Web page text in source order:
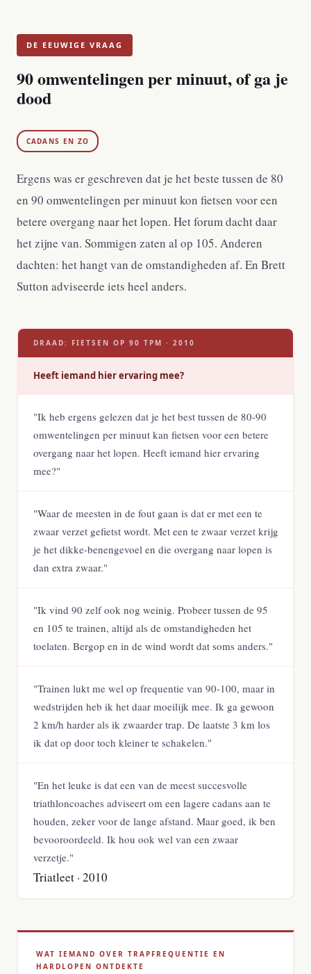
DE EEUWIGE VRAAG
90 omwentelingen per minuut, of ga je
dood
CADANS EN ZO
Ergens was er geschreven dat je het beste tussen de 80
en 90 omwentelingen per minuut kon fietsen voor een
betere overgang naar het lopen. Het forum dacht daar
het zijne van. Sommigen zaten al op 105. Anderen
dachten: het hangt van de omstandigheden af. En Brett
Sutton adviseerde iets heel anders.
DRAAD: FIETSEN OP 90 TPM · 2010
Heeft iemand hier ervaring mee?
"Ik heb ergens gelezen dat je het best tussen de 80-90
omwentelingen per minuut kan fietsen voor een betere
overgang naar het lopen. Heeft iemand hier ervaring
mee?"
"Waar de meesten in de fout gaan is dat er met een te
zwaar verzet gefietst wordt. Met een te zwaar verzet krijg
je het dikke-benengevoel en die overgang naar lopen is
dan extra zwaar."
"Ik vind 90 zelf ook nog weinig. Probeer tussen de 95
en 105 te trainen, altijd als de omstandigheden het
toelaten. Bergop en in de wind wordt dat soms anders."
"Trainen lukt me wel op frequentie van 90-100, maar in
wedstrijden heb ik het daar moeilijk mee. Ik ga gewoon
2 km/h harder als ik zwaarder trap. De laatste 3 km los
ik dat op door toch kleiner te schakelen."
"En het leuke is dat een van de meest succesvolle
triathloncoaches adviseert om een lagere cadans aan te
houden, zeker voor de lange afstand. Maar goed, ik ben
bevooroordeeld. Ik hou ook wel van een zwaar
verzetje."
Triatleet · 2010
WAT IEMAND OVER TRAPFREQUENTIE EN
HARDLOPEN ONTDEKTE